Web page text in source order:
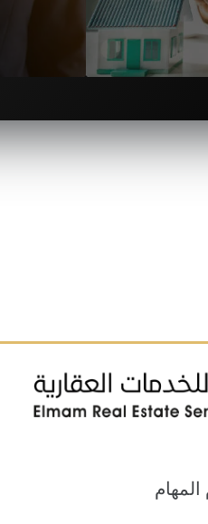
المهام